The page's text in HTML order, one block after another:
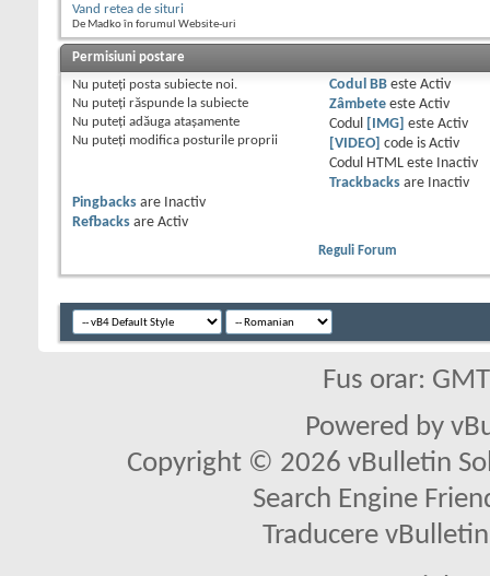
Vand retea de situri
De Madko în forumul Website-uri
Permisiuni postare
Nu puteţi posta subiecte noi.
Nu puteţi răspunde la subiecte
Nu puteţi adăuga ataşamente
Nu puteţi modifica posturile proprii
Codul BBeste Activ
Zâmbeteeste Activ
Codul
[IMG] este Activ
[VIDEO] code is Activ
Codul HTML este
Inactiv
Trackbacksare
Inactiv
Pingbacks are
Inactiv
Refbacks are Activ
Reguli Forum
Fus orar:
Powered by
Copyright © 2026 vBulletin
Search Engine
Traducere